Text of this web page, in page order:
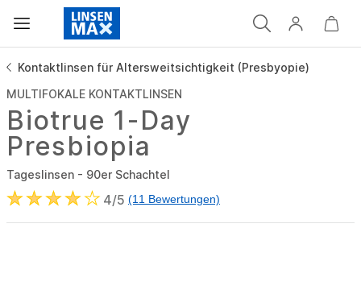
Kontaktlinsen für Altersweitsichtigkeit (Presbyopie)
MULTIFOKALE KONTAKTLINSEN
Biotrue 1-Day
Presbiopia
Tageslinsen - 90er Schachtel
4/5 (11 Bewertungen)